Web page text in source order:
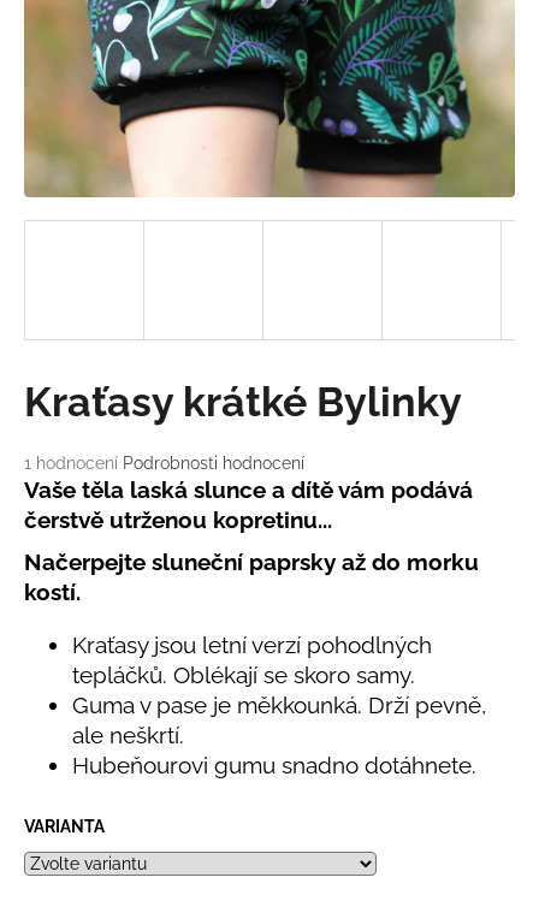
Průměrné
hodnocení
produktu
je
5,0
z
5
1 hodnocení Podrobnosti hodnocení
Kraťasy krátké Bylinky
Vaše těla laská slunce a dítě vám podává
čerstvě utrženou kopretinu...
Načerpejte sluneční paprsky až do morku
kostí.
Kraťasy jsou letní verzí pohodlných
tepláčků. Oblékají se skoro samy.
Guma v pase je měkkounká. Drží pevně,
ale neškrtí.
Hubeňourovi gumu snadno dotáhnete.
VARIANTA
?
D
o
o
r
u
u
j
LETNÍ
ČEPICE
SVĚTLE
MODRÁ
395